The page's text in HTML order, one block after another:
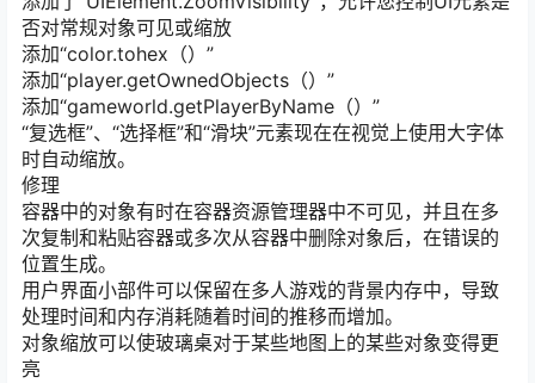
否对常规对象可见或缩放
添加“color.tohex（）”
添加“player.getOwnedObjects（）”
添加“gameworld.getPlayerByName（）”
“复选框”、“选择框”和“滑块”元素现在在视觉上使用大字体
时自动缩放。
修理
容器中的对象有时在容器资源管理器中不可见，并且在多
次复制和粘贴容器或多次从容器中删除对象后，在错误的
位置生成。
用户界面小部件可以保留在多人游戏的背景内存中，导致
处理时间和内存消耗随着时间的推移而增加。
对象缩放可以使玻璃桌对于某些地图上的某些对象变得更
亮